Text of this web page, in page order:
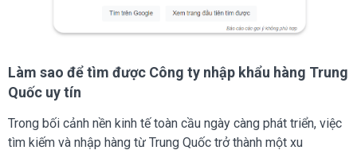
Làm sao để tìm được Công ty nhập khẩu hàng Trung
Quốc uy tín
Trong bối cảnh nền kinh tế toàn cầu ngày càng phát triển, việc
tìm kiếm và nhập hàng từ Trung Quốc trở thành một xu